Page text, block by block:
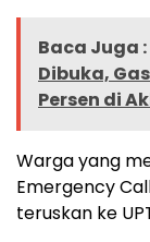
Baca Juga :
Dibuka,
Persen di
Warga yang
Emergency
teruskan ke